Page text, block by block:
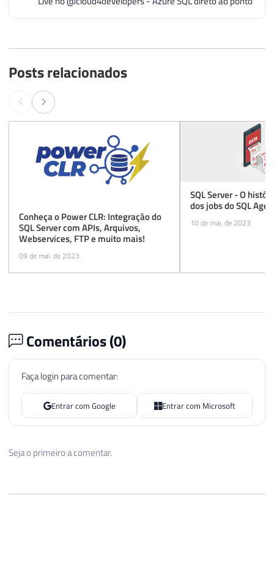
Posts relacionados
Conheça o Power CLR: Integração do
SQL Server com APIs, Arquivos,
Webservices, FTP e muito mais!
09 de mai. de 2023
SQL Server - O
dos jobs do SQL
10 de mai. de 2023
Comentários (0)
Faça login para comentar:
Entrar com Google Entrar com Microsoft
Seja o primeiro a comentar.